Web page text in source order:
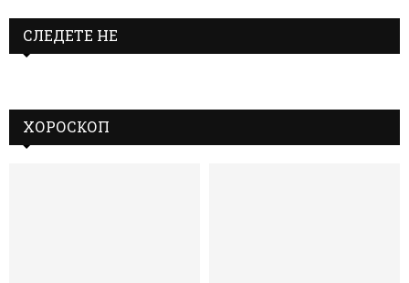
СЛЕДЕТЕ НЕ
ХОРОСКОП